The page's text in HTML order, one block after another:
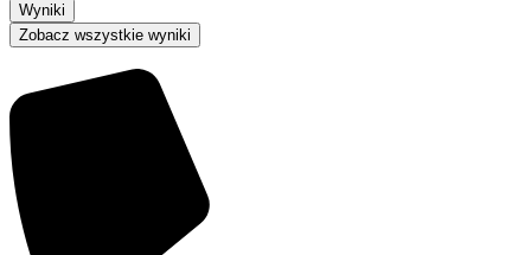
Wyniki
Zobacz wszystkie wyniki